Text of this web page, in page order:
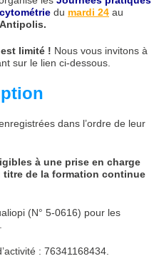
du mardi 24 au
limité ! Nous vous invitons à
sur le lien ci-dessous.
dans l’ordre de leur
à une prise en charge
de la formation continue
(N° 5-0616) pour les
: 76341168434.